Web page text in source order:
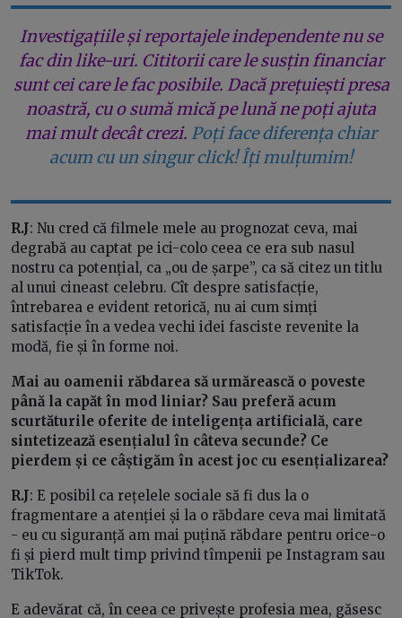
Investigațiile și reportajele independente nu se
fac din like-uri. Cititorii care le susțin financiar
sunt cei care le fac posibile. Dacă prețuiești presa
noastră, cu o sumă mică pe lună ne poți ajuta
mai mult decât crezi. Poți face diferența chiar
acum cu un singur click! Îți mulțumim!
R.J: Nu cred că filmele mele au prognozat ceva, mai
degrabă au captat pe ici-colo ceea ce era sub nasul
nostru ca potențial, ca „ou de șarpe”, ca să citez un titlu
al unui cineast celebru. Cît despre satisfacție,
întrebarea e evident retorică, nu ai cum simți
satisfacție în a vedea vechi idei fasciste revenite la
modă, fie și în forme noi.
Mai au oamenii răbdarea să urmărească o poveste
până la capăt în mod liniar? Sau preferă acum
scurtăturile oferite de inteligența artificială, care
sintetizează esențialul în câteva secunde? Ce
pierdem și ce câștigăm în acest joc cu esențializarea?
R.J: E posibil ca rețelele sociale să fi dus la o
fragmentare a atenției și la o răbdare ceva mai limitată
- eu cu siguranță am mai puțină răbdare pentru orice-o
fi și pierd mult timp privind tîmpenii pe Instagram sau
TikTok.
E adevărat că, în ceea ce privește profesia mea, găsesc